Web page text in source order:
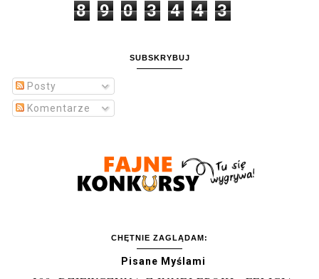
8 9 0 3 4 4 3
SUBSKRYBUJ
Posty
Komentarze
CHĘTNIE ZAGLĄDAM:
Pisane Myślami